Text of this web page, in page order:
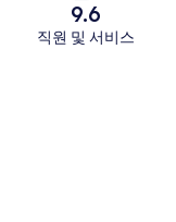
9.6
직원 및 서비스